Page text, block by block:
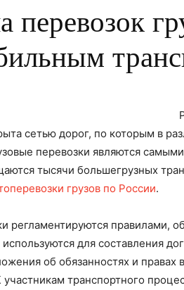
перевозок
сетью дорог, по которым в
перевозки являются
тысячи большегрузных
грузов по России.
регламентируются правилами,
для составления
об обязанностях и правах
участникам транспортного